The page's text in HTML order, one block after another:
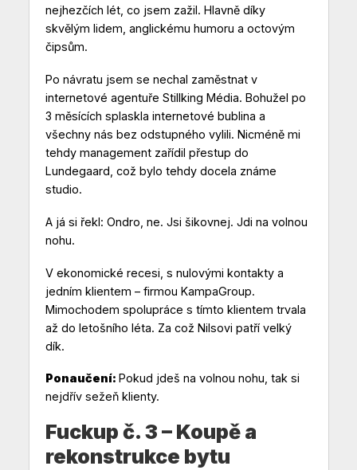
nejhezčích lét, co jsem zažil. Hlavně díky
skvělým lidem, anglickému humoru a octovým
čipsům.
Po návratu jsem se nechal zaměstnat v
internetové agentuře Stillking Média. Bohužel po
3 měsících splaskla internetové bublina a
všechny nás bez odstupného vylili. Nicméně mi
tehdy management zařídil přestup do
Lundegaard, což bylo tehdy docela známe
studio.
A já si řekl: Ondro, ne. Jsi šikovnej. Jdi na volnou
nohu.
V ekonomické recesi, s nulovými kontakty a
jedním klientem – firmou KampaGroup.
Mimochodem spolupráce s tímto klientem trvala
až do letošního léta. Za což Nilsovi patří velký
dík.
Ponaučení: Pokud jdeš na volnou nohu, tak si
nejdřív sežeň klienty.
Fuckup č. 3 – Koupě a
rekonstrukce bytu